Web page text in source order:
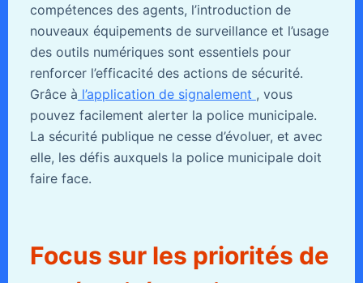
compétences des agents, l’introduction de
nouveaux équipements de surveillance et l’usage
des outils numériques sont essentiels pour
renforcer l’efficacité des actions de sécurité.
Grâce à l’application de signalement , vous
pouvez facilement alerter la police municipale.
La sécurité publique ne cesse d’évoluer, et avec
elle, les défis auxquels la police municipale doit
faire face.
Focus sur les priorités de